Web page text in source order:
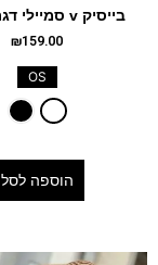
בייסיק v סמיילי דגם קארין
₪159.00
OS
הוספה לסל